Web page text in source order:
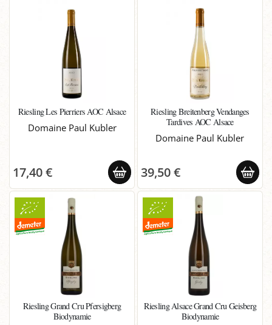
Riesling Les Pierriers AOC Alsace
Domaine Paul Kubler
17,40 €
Riesling Breitenberg Vendanges
Tardives AOC Alsace
Domaine Paul Kubler
39,50 €
Riesling Grand Cru Pfersigberg
Biodynamie
Riesling Alsace Grand Cru Geisberg
Biodynamie